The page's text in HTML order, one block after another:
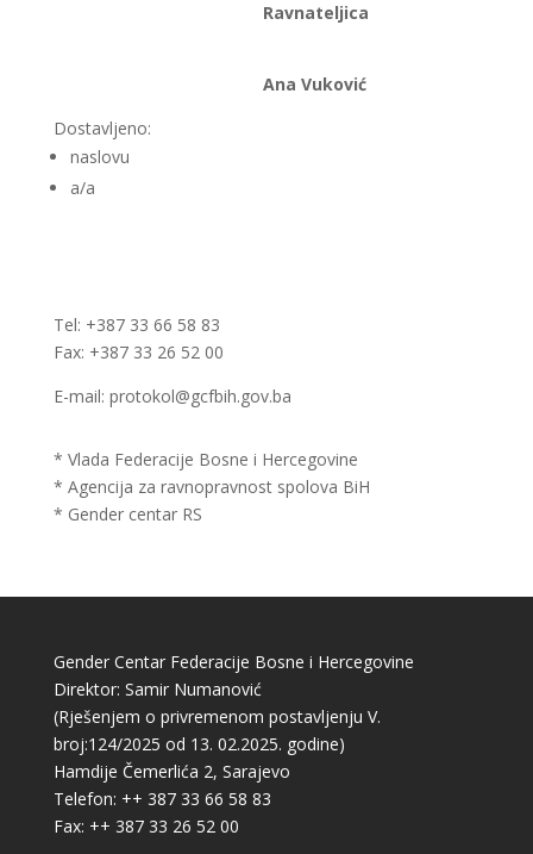
Ravnateljica
Ana Vuković
Dostavljeno:
naslovu
a/a
Tel: +387 33 66 58 83
Fax: +387 33 26 52 00
E-mail: protokol@gcfbih.gov.ba
* Vlada Federacije Bosne i Hercegovine
* Agencija za ravnopravnost spolova BiH
* Gender centar RS
Gender Centar Federacije Bosne i Hercegovine
Direktor: Samir Numanović
(Rješenjem o privremenom postavljenju V.
broj:124/2025 od 13. 02.2025. godine)
Hamdije Čemerlića 2, Sarajevo
Telefon: ++ 387 33 66 58 83
Fax: ++ 387 33 26 52 00